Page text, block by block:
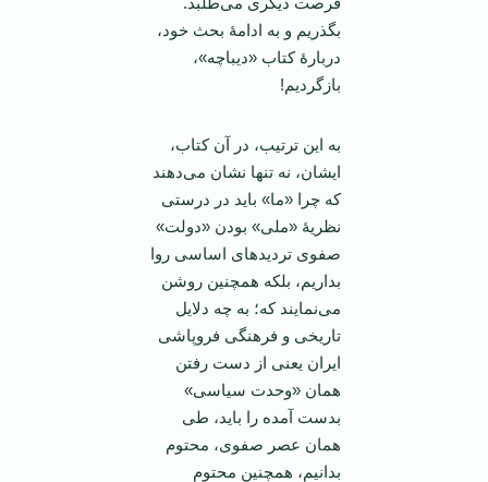
بگذریم و به ادامۀ بحث خود،
دربارۀ کتاب «دیباچه»،
بازگردیم!
به این ترتیب، در آن کتاب،
ایشان، نه تنها نشان می‌دهند
که چرا «ما» باید در درستی
نظریۀ «ملی» بودن «دولت»
صفوی تردیدهای اساسی روا
بداریم، بلکه همچنین روشن
می‌نمایند که؛ به چه دلایل
تاریخی و فرهنگی فروپاشی
ایران یعنی از دست رفتن
همان «وحدت سیاسی»
بدست آمده را باید، طی
همان عصر صفوی، محتوم
بدانیم، همچنین محتوم